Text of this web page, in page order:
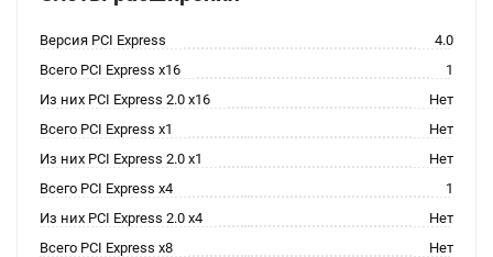
Версия PCI Express
4.0
Всего PCI Express x16
1
Из них PCI Express 2.0 x16
Нет
Всего PCI Express x1
Нет
Из них PCI Express 2.0 x1
Нет
Всего PCI Express x4
1
Из них PCI Express 2.0 x4
Нет
Всего PCI Express x8
Нет